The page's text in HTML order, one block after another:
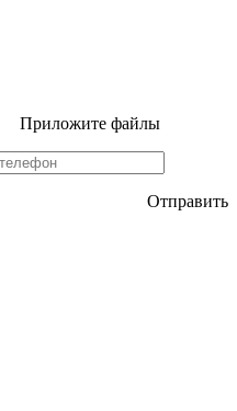
Приложите файлы
Отправить